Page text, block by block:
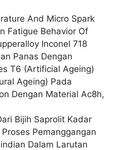
And Micro Spark
Fatigue Behavior Of
Inconel 718
Panas Dengan
T6 (Artificial Ageing)
Ageing) Pada
Dengan Material Ac8h,
Bijih Saprolit Kadar
Pemanggangan
Dalam Larutan